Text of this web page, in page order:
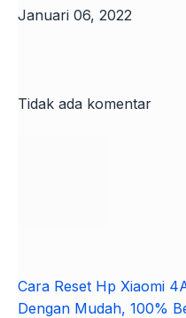
Januari 06, 2022
Tidak ada komentar
Cara Reset Hp Xiaomi
Dengan Mudah, 100%